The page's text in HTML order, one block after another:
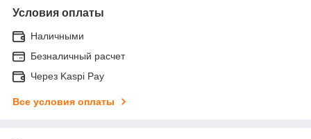
Условия оплаты
Наличными
Безналичный расчет
Через Kaspi Pay
Все условия оплаты